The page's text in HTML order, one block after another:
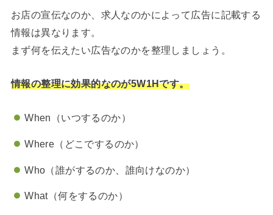
お店の宣伝なのか、求人なのかによって広告に記載する
情報は異なります。
まず何を伝えたい広告なのかを整理しましょう。
情報の整理に効果的なのが5W1Hです。
When（いつするのか）
Where（どこでするのか）
Who（誰がするのか、誰向けなのか）
What（何をするのか）